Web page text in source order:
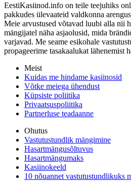
EestiKasiinod.info on teile teejuhiks
pakkudes ülevaateid valdkonna
Meie arvustused võtavad luubi alla nii
mängijatel näha asjaolusid, mida
varjavad. Me seame esikohale
propageerime tasakaalukat lähenemist
Meist
Kuidas me hindame kasiinosid
Võtke meiega ühendust
Küpsiste poliitika
Privaatsuspoliitika
Partnerluse teadaanne
Ohutus
Vastutustundlik mängimine
Hasartmängusõltuvus
Hasartmängumaks
Kasiinokeeld
10 nõuannet vastutustundlikuks